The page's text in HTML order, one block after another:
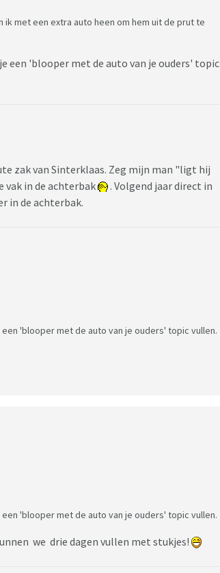
ik met een extra auto heen om hem uit de prut te
een 'blooper met de auto van je ouders' topic
zak van Sinterklaas. Zeg mijn man "ligt hij
vak in de achterbak
. Volgend jaar direct in
in de achterbak.
'blooper met de auto van je ouders' topic vullen.
'blooper met de auto van je ouders' topic vullen.
we drie dagen vullen met stukjes!